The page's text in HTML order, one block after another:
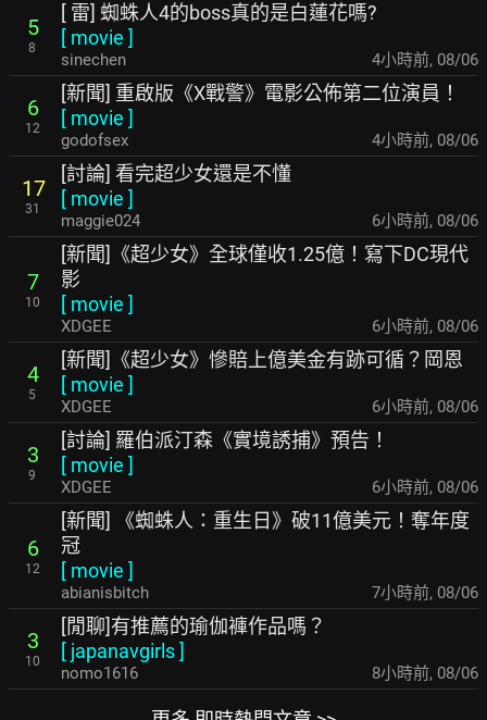
5
8
[ 雷] 蜘蛛人4的boss真的是白蓮花嗎?
[ movie ]
sinechen 4小時前, 08/06
6
12
[新聞] 重啟版《X戰警》電影公佈第二位演員！
[ movie ]
godofsex 4小時前, 08/06
17
31
[討論] 看完超少女還是不懂
[ movie ]
maggie024 6小時前, 08/06
7
10
[新聞]《超少女》全球僅收1.25億！寫下DC現代
影
[ movie ]
XDGEE 6小時前, 08/06
4
5
[新聞]《超少女》慘賠上億美金有跡可循？岡恩
[ movie ]
XDGEE 6小時前, 08/06
3
9
[討論] 羅伯派汀森《實境誘捕》預告！
[ movie ]
XDGEE 6小時前, 08/06
6
12
[新聞] 《蜘蛛人：重生日》破11億美元！奪年度
冠
[ movie ]
abianisbitch 7小時前, 08/06
3
10
[閒聊]有推薦的瑜伽褲作品嗎？
[ japanavgirls]
nomo1616 8小時前, 08/06